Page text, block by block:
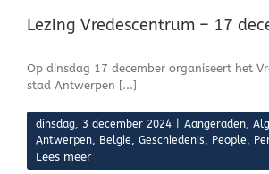
Lezing Vredescentrum – 17
Op dinsdag 17 december organiseert het
stad Antwerpen [...]
dinsdag, 3 december 2024 Aangeraden,
Antwerpen, Belgie, Geschiedenis, People,
Lees meer